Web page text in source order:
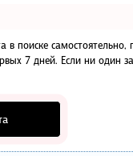
в поиске
7 дней. Если ни один